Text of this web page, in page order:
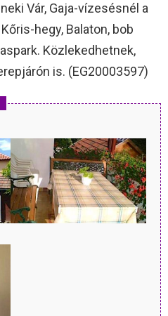
Vár, Gaja-vízesésnél a
hegy, Balaton, bob
Közlekedhetnek,
is. (EG20003597)